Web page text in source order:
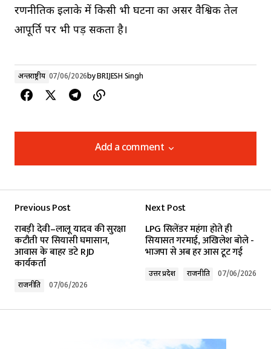
रणनीतिक इलाके में किसी भी घटना का असर वैश्विक तेल
आपूर्ति पर भी पड़ सकता है।
अन्तर्राष्ट्रीय 07/06/2026byBRIJESH Singh
Add a comment
Add a comment
Required fields are marked*
Comment
Previous Post
राबड़ी देवी–लालू यादव की सुरक्षा
कटौती पर सियासी घमासान,
आवास के बाहर डटे RJD
कार्यकर्ता
राजनीति 07/06/2026
Next Post
LPG सिलेंडर महंगा होते ही
सियासत गरमाई, अखिलेश बोले -
भाजपा से अब हर आस टूट गई
उत्तर प्रदेश राजनीति 07/06/2026